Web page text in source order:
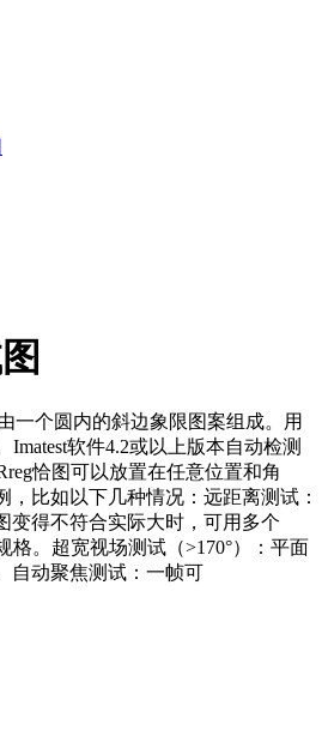
一个圆内的斜边象限图案组成。用
软件4.2或以上版本自动检测
恰图可以放置在任意位置和角
，比如以下几种情况：远距离测试：
变得不符合实际大时，可用多个
格。超宽视场测试（>170°）：平面
自动聚焦测试：一帧可